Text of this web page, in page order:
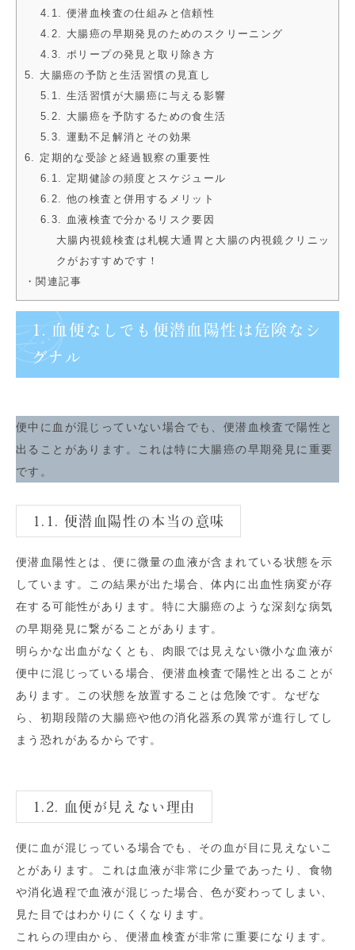
4.1. 便潜血検査の仕組みと信頼性
4.2. 大腸癌の早期発見のためのスクリーニング
4.3. ポリープの発見と取り除き方
5. 大腸癌の予防と生活習慣の見直し
5.1. 生活習慣が大腸癌に与える影響
5.2. 大腸癌を予防するための食生活
5.3. 運動不足解消とその効果
6. 定期的な受診と経過観察の重要性
6.1. 定期健診の頻度とスケジュール
6.2. 他の検査と併用するメリット
6.3. 血液検査で分かるリスク要因
大腸内視鏡検査は札幌大通胃と大腸の内視鏡クリニッ
クがおすすめです！
・関連記事
1. 血便なしでも便潜血陽性は危険なシ
グナル
便中に血が混じっていない場合でも、便潜血検査で陽性と
出ることがあります。これは特に大腸癌の早期発見に重要
です。
1.1. 便潜血陽性の本当の意味
便潜血陽性とは、便に微量の血液が含まれている状態を示
しています。この結果が出た場合、体内に出血性病変が存
在する可能性があります。特に大腸癌のような深刻な病気
の早期発見に繋がることがあります。
明らかな出血がなくとも、肉眼では見えない微小な血液が
便中に混じっている場合、便潜血検査で陽性と出ることが
あります。この状態を放置することは危険です。なぜな
ら、初期段階の大腸癌や他の消化器系の異常が進行してし
まう恐れがあるからです。
1.2. 血便が見えない理由
便に血が混じっている場合でも、その血が目に見えないこ
とがあります。これは血液が非常に少量であったり、食物
や消化過程で血液が混じった場合、色が変わってしまい、
見た目ではわかりにくくなります。
これらの理由から、便潜血検査が非常に重要になります。